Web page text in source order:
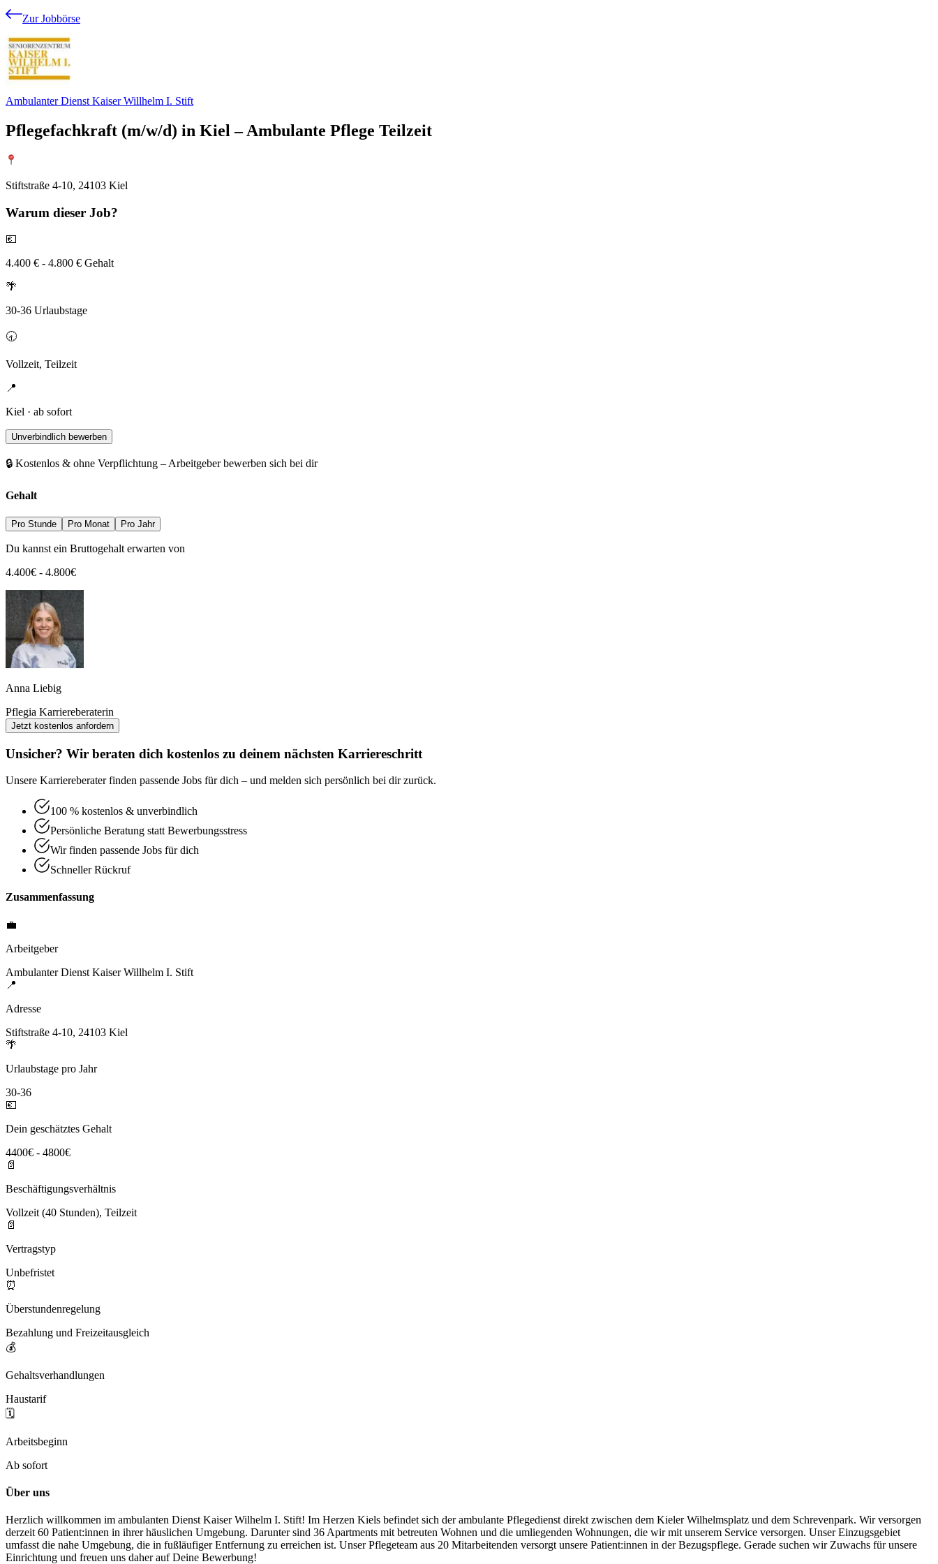
Zur Jobbörse
Ambulanter Dienst Kaiser Willhelm I. Stift
Pflegefachkraft (m/w/d) in Kiel – Ambulante Pflege Teilzeit
Stiftstraße 4-10, 24103 Kiel
Warum dieser Job?
💶
4.400 € - 4.800 € Gehalt
🌴
30-36 Urlaubstage
🕣
Vollzeit, Teilzeit
📍
Kiel · ab sofort
Unverbindlich bewerben
🔒 Kostenlos & ohne Verpflichtung – Arbeitgeber bewerben sich bei dir
Gehalt
Pro Stunde Pro Monat Pro Jahr
Du kannst ein Bruttogehalt erwarten von
4.400€ - 4.800€
Anna Liebig
Pflegia Karriereberaterin
Jetzt kostenlos anfordern
Unsicher? Wir beraten dich kostenlos zu deinem nächsten Karriereschritt
Unsere Karriereberater finden passende Jobs für dich – und melden sich persönlich bei dir zurück.
100 % kostenlos & unverbindlich
Persönliche Beratung statt Bewerbungsstress
Wir finden passende Jobs für dich
Schneller Rückruf
Zusammenfassung
💼
Arbeitgeber
Ambulanter Dienst Kaiser Willhelm I. Stift
📍
Adresse
Stiftstraße 4-10, 24103 Kiel
🌴
Urlaubstage pro Jahr
30-36
💶
Dein geschätztes Gehalt
4400€ - 4800€
📄
Beschäftigungsverhältnis
Vollzeit (40 Stunden), Teilzeit
📄
Vertragstyp
Unbefristet
⏰
Überstundenregelung
Bezahlung und Freizeitausgleich
💰
Gehaltsverhandlungen
Haustarif
🗓️
Arbeitsbeginn
Ab sofort
Über uns
Herzlich willkommen im ambulanten Dienst Kaiser Wilhelm I. Stift! Im Herzen Kiels befindet sich der ambulante Pflegedienst direkt zwischen dem Kieler Wilhelmsplatz und dem Schrevenpark. Wir versorgen
derzeit 60 Patient:innen in ihrer häuslichen Umgebung. Darunter sind 36 Apartments mit betreuten Wohnen und die umliegenden Wohnungen, die wir mit unserem Service versorgen. Unser Einzugsgebiet
umfasst die nahe Umgebung, die in fußläufiger Entfernung zu erreichen ist. Unser Pflegeteam aus 20 Mitarbeitenden versorgt unsere Patient:innen in der Bezugspflege. Gerade suchen wir Zuwachs für unsere
Einrichtung und freuen uns daher auf Deine Bewerbung!